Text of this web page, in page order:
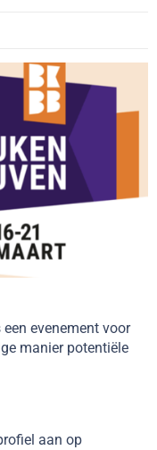
evenement voor
manier potentiële
aan op